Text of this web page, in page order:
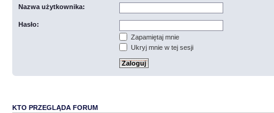
Nazwa użytkownika:
Hasło:
Zapamiętaj mnie
Ukryj mnie w tej sesji
KTO PRZEGLĄDA FORUM